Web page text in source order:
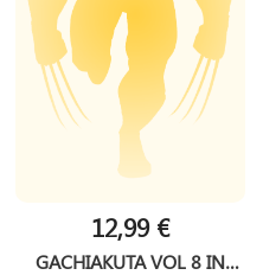
12,99 €
GACHIAKUTA VOL 8 IN